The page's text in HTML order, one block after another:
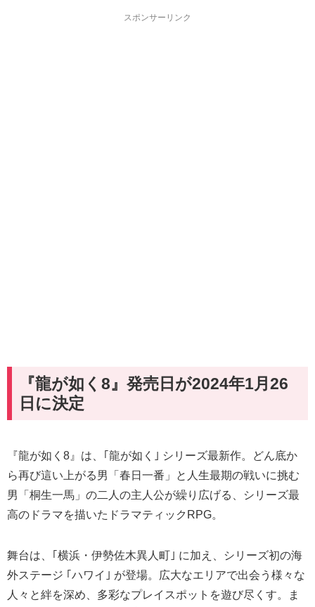
スポンサーリンク
『龍が如く8』発売日が2024年1月26
日に決定
『龍が如く8』は、｢龍が如く｣ シリーズ最新作。どん底か
ら再び這い上がる男「春日一番」と人生最期の戦いに挑む
男「桐生一馬」の二人の主人公が繰り広げる、シリーズ最
高のドラマを描いたドラマティックRPG。
舞台は、｢横浜・伊勢佐木異人町｣ に加え、シリーズ初の海
外ステージ ｢ハワイ｣ が登場。広大なエリアで出会う様々な
人々と絆を深め、多彩なプレイスポットを遊び尽くす。ま